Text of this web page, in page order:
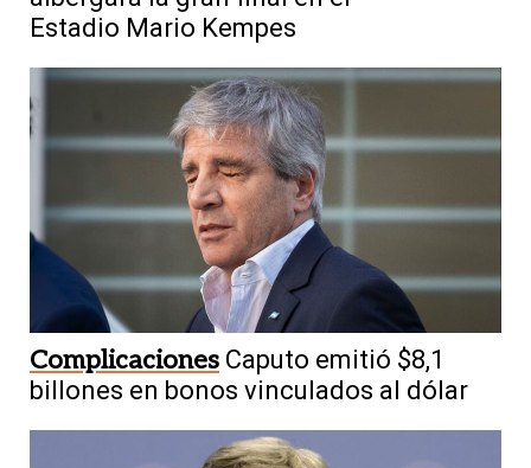
Estadio Mario Kempes
Complicaciones Caputo emitió $8,1
billones en bonos vinculados al dólar